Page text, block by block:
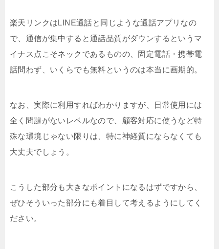
楽天リンクはLINE通話と同じような通話アプリなの
で、通信が集中すると通話品質がダウンするというマ
イナス点こそネックであるものの、固定電話・携帯電
話問わず、いくらでも無料というのは本当に画期的。
なお、実際に利用すればわかりますが、日常使用には
全く問題がないレベルなので、顧客対応に使うなど特
殊な環境じゃない限りは、特に神経質にならなくても
大丈夫でしょう。
こうした部分も大きなポイントになるはずですから、
ぜひそういった部分にも着目して考えるようにしてく
ださい。